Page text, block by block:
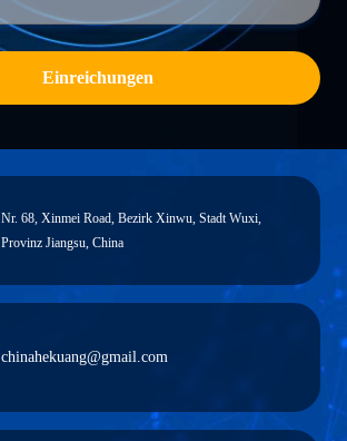
Einreichungen
Nr. 68, Xinmei Road, Bezirk Xinwu, Stadt Wuxi,
Provinz Jiangsu, China
chinahekuang@gmail.com